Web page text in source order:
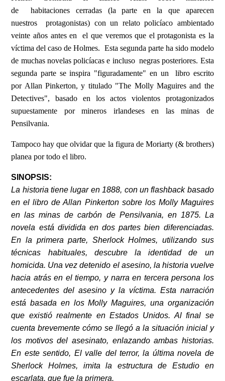
de habitaciones cerradas (la parte en la que aparecen
nuestros protagonistas) con un relato policíaco ambientado
veinte años antes en el que veremos que el protagonista es la
víctima del caso de Holmes. Esta segunda parte ha sido modelo
de muchas novelas policíacas e incluso negras posteriores. Esta
segunda parte se inspira "figuradamente" en un libro escrito
por Allan Pinkerton, y titulado "The Molly Maguires and the
Detectives", basado en los actos violentos protagonizados
supuestamente por mineros irlandeses en las minas de
Pensilvania.
Tampoco hay que olvidar que la figura de Moriarty (& brothers)
planea por todo el libro.
SINOPSIS:
La historia tiene lugar en 1888, con un flashback basado
en el libro de Allan Pinkerton sobre los Molly Maguires
en las minas de carbón de Pensilvania, en 1875. La
novela está dividida en dos partes bien diferenciadas.
En la primera parte, Sherlock Holmes, utilizando sus
técnicas habituales, descubre la identidad de un
homicida. Una vez detenido el asesino, la historia vuelve
hacia atrás en el tiempo, y narra en tercera persona los
antecedentes del asesino y la víctima. Esta narración
está basada en los Molly Maguires, una organización
que existió realmente en Estados Unidos. Al final se
cuenta brevemente cómo se llegó a la situación inicial y
los motivos del asesinato, enlazando ambas historias.
En este sentido, El valle del terror, la última novela de
Sherlock Holmes, imita la estructura de Estudio en
escarlata, que fue la primera.